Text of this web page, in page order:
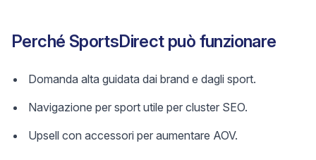
Perché SportsDirect può funzionare
Domanda alta guidata dai brand e dagli sport.
Navigazione per sport utile per cluster SEO.
Upsell con accessori per aumentare AOV.